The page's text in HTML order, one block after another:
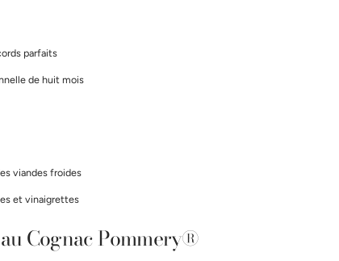
parfaits
de huit mois
viandes froides
et vinaigrettes
Cognac Pommery®